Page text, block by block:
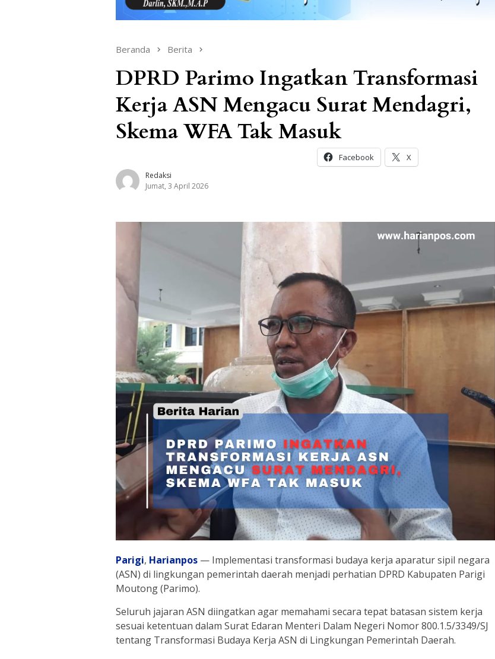
Beranda Berita
DPRD Parimo Ingatkan Transformasi
Kerja ASN Mengacu Surat Mendagri,
Skema WFA Tak Masuk
Redaksi
Jumat, 3 April 2026
Facebook X
Parigi, Harianpos — Implementasi transformasi budaya kerja aparatur sipil negara
(ASN) di lingkungan pemerintah daerah menjadi perhatian DPRD Kabupaten Parigi
Moutong (Parimo).
Seluruh jajaran ASN diingatkan agar memahami secara tepat batasan sistem kerja
sesuai ketentuan dalam Surat Edaran Menteri Dalam Negeri Nomor 800.1.5/3349/SJ
tentang Transformasi Budaya Kerja ASN di Lingkungan Pemerintah Daerah.